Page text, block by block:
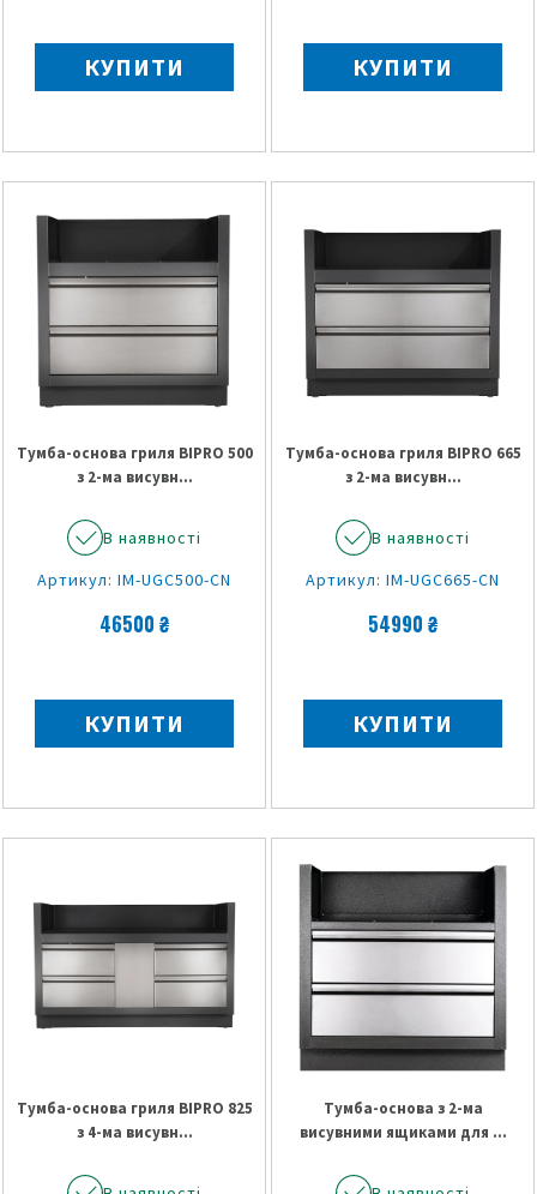
КУПИТИ КУПИТИ
Тумба-основа гриля BIPRO 500
з 2-ма висувн...
В наявності
Артикул: IM-UGC500-CN
46500 ₴
КУПИТИ
Тумба-основа гриля BIPRO 665
з 2-ма висувн...
В наявності
Артикул: IM-UGC665-CN
54990 ₴
КУПИТИ
Тумба-основа гриля BIPRO 825
з 4-ма висувн...
Тумба-основа з 2-ма
висувними ящиками для ...